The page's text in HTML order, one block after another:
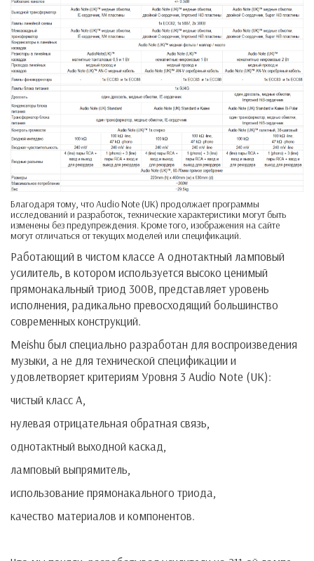
Благодаря тому, что Audio Note (UK) продолжает программы
исследований и разработок, технические характеристики могут быть
изменены без предупреждения. Кроме того, изображения на сайте
могут отличаться от текущих моделей или спецификаций.
Работающий в чистом классе А однотактный ламповый
усилитель, в котором используется высоко ценимый
прямонакальный триод 300В, представляет уровень
исполнения, радикально превосходящий большинство
современных конструкций.
Meishu был специально разработан для воспроизведения
музыки, а не для технической спецификации и
удовлетворяет критериям Уровня 3 Audio Note (UK):
чистый класс А,
нулевая отрицательная обратная связь,
однотактный выходной каскад,
ламповый выпрямитель,
использование прямонакального триода,
качество материалов и компонентов.